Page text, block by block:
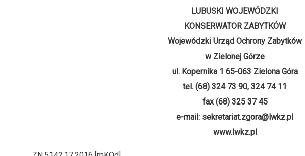
LUBUSKI WOJEWÓDZKI
KONSERWATOR ZABYTKÓW
Wojewódzki Urząd Ochrony Zabytków
w Zielonej Górze
ul. Kopernika 1 65-063 Zielona Góra
tel. (68) 324 73 90, 324 74 11
fax (68) 325 37 45
e-mail: sekretariat.zgora@lwkz.pl
www.lwkz.pl